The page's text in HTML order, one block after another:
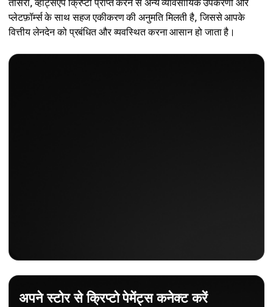
तीसरा, व्हाट्सएप क्रिप्टो प्राप्त करने से अन्य व्यावसायिक उपकरणों और
प्लेटफ़ॉर्म्स के साथ सहज एकीकरण की अनुमति मिलती है, जिससे आपके
वित्तीय लेनदेन को प्रबंधित और व्यवस्थित करना आसान हो जाता है।
अपने स्टोर से क्रिप्टो पेमेंट्स कनेक्ट करें